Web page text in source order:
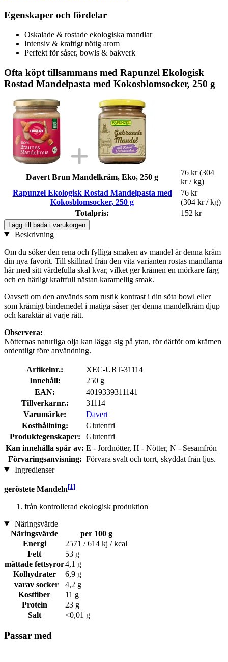
Egenskaper och fördelar
Oskalade & rostade ekologiska mandlar
Intensiv & kraftigt nötig arom
Perfekt för såser, bowls & bakverk
Ofta köpt tillsammans med Rapunzel Ekologisk
Rostad Mandelpasta med Kokosblomsocker, 250 g
Davert Brun Mandelkräm, Eko, 250 g
76 kr (304
kr / kg)
Rapunzel Ekologisk Rostad Mandelpasta med
Kokosblomsocker, 250 g
76 kr
(304 kr / kg)
Totalpris:
152 kr
Lägg till båda i varukorgen
Beskrivning
Om du söker den rena och fylliga smaken av mandel är denna kräm
din nya favorit. Till skillnad från den vita varianten rostas mandlarna
här med sitt värdefulla skal kvar, vilket ger krämen en mörkare färg
och en härligt kraftfull nästan karamellig smak.
Oavsett om den används som rustik kontrast i din söta bowl eller
som krämigt bindemedel i matiga såser ger denna mandelkräm djup
och karaktär åt varje rätt.
Observera:
Nötternas naturliga olja kan lägga sig på ytan, rör därför om krämen
ordentligt före användning.
Artikelnr.:
XEC-URT-31114
Innehåll:
250 g
EAN:
4019339311141
Tillverkarnr.:
31114
Varumärke:
Davert
Kosthållning:
Glutenfri
Produktegenskaper:
Glutenfri
Kan innehålla spår av: E - Jordnötter, H - Nötter, N - Sesamfrön
Förvaringsanvisning: Förvara svalt och torrt, skyddat från ljus.
Ingredienser
geröstete Mandeln[1]
från kontrollerad ekologisk produktion
Näringsvärde
Näringsvärde
per 100 g
Energi
2571 / 614 kj / kcal
Fett
53 g
mättade fettsyror4,1 g
Kolhydrater
6,9 g
varav socker
4,2 g
Kostfiber
11 g
Protein
23 g
Salt
<0,01 g
Passar med